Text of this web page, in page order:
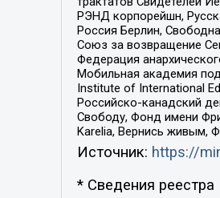
РЭНД корпорейшн,
Россия Берлин,
Союз за возвращение
Федерация
Мобильная академия
Institute of International
Российско-канадский
Свободу, Фонд имени
Karelia, Вернись живым,
Источник: https://
* Сведения